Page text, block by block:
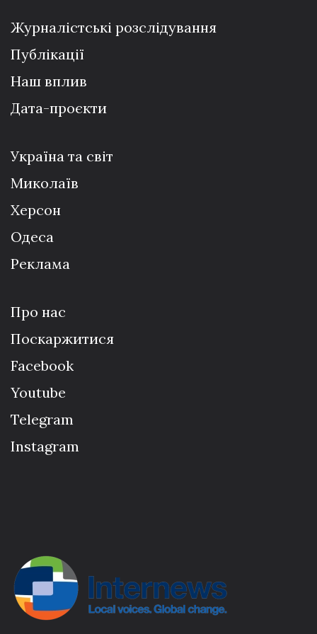
Журналістські розслідування
Публікації
Наш вплив
Дата-проєкти
Україна та світ
Миколаїв
Херсон
Одеса
Реклама
Про нас
Поскаржитися
Facebook
Youtube
Telegram
Instagram